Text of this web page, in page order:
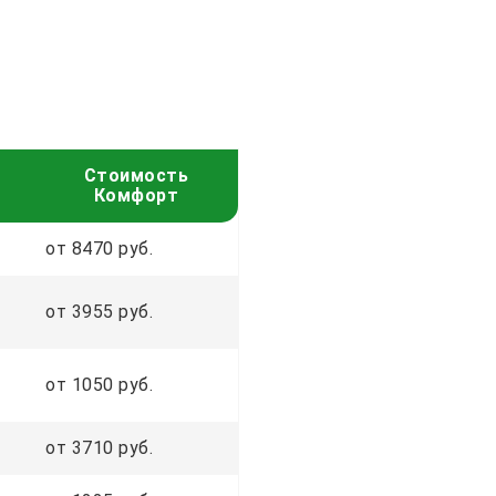
Стоимость
Комфорт
от 8470 руб.
от 3955 руб.
от 1050 руб.
от 3710 руб.